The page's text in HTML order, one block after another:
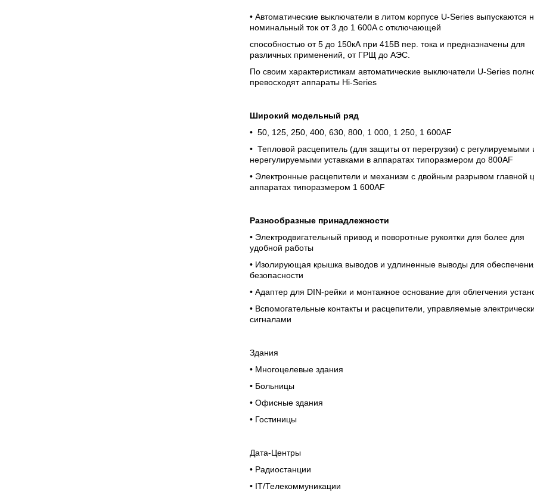
• Автоматические выключатели в литом корпусе U-Series выпускаются
номинальный ток от 3 до 1 600A с отключающей
способностью от 5 до 150кА при 415В пер. тока и предназначены для
различных применений, от ГРЩ до АЭС.
По своим характеристикам автоматические выключатели U-Series
превосходят аппараты Hi-Series
Широкий модельный ряд
• 50, 125, 250, 400, 630, 800, 1 000, 1 250, 1 600AF
• Тепловой расцепитель (для защиты от перегрузки) с регулируемыми
нерегулируемыми уставками в аппаратах типоразмером до 800AF
• Электронные расцепители и механизм с двойным разрывом главной
аппаратах типоразмером 1 600AF
Разнообразные принадлежности
• Электродвигательный привод и поворотные рукоятки для более для
удобной работы
• Изолирующая крышка выводов и удлиненные выводы для
безопасности
• Адаптер для DIN-рейки и монтажное основание для облегчения
• Вспомогательные контакты и расцепители, управляемые
сигналами
Здания
• Многоцелевые здания
• Больницы
• Офисные здания
• Гостиницы
Дата-Центры
• Радиостанции
• IT/Телекоммуникации